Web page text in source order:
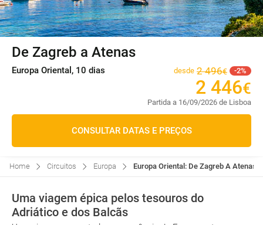
De Zagreb a Atenas
Europa Oriental, 10 dias desde 2 496€ 2
2 446€
Partida a 16/09/2026 de Lisboa
CONSULTAR DATAS E PREÇOS
Home Circuitos Europa Europa Oriental: De Zagreb A Atenas,
Uma viagem épica pelos tesouros do
Adriático e dos Balcãs